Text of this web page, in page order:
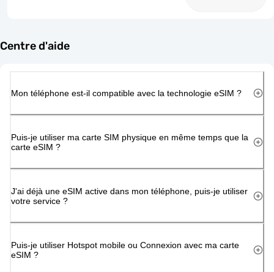
Centre d'aide
Mon téléphone est-il compatible avec la technologie eSIM ?
Puis-je utiliser ma carte SIM physique en même temps que la
carte eSIM ?
J'ai déjà une eSIM active dans mon téléphone, puis-je utiliser
votre service ?
Puis-je utiliser Hotspot mobile ou Connexion avec ma carte
eSIM ?